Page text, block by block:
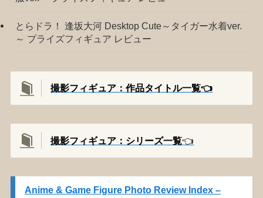
とらドラ！ 逢坂大河 Desktop Cute～タイガー水着ver.
～ プライズフィギュア レビュー
撮影フィギュア：作品タイトル一覧👈️
撮影フィギュア：シリーズ一覧👈️
Anime & Game Figure Photo Review Index –